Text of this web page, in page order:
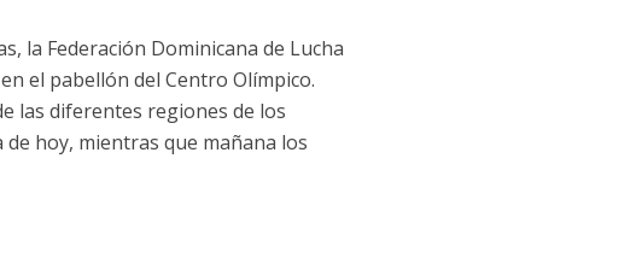
la Federación Dominicana de Lucha
el pabellón del Centro Olímpico.
las diferentes regiones de los
de hoy, mientras que mañana los